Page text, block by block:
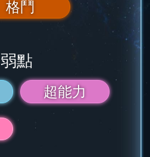
格鬥
弱點
超能力